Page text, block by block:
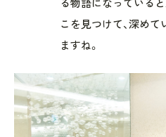
る物語になっている
こを見つけて、深め
ますね。